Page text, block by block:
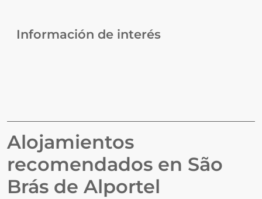
Información de interés
Alojamientos
recomendados en São
Brás de Alportel